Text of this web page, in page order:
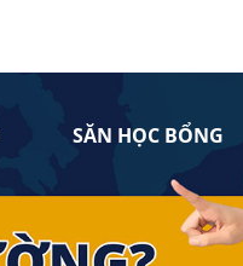
SĂN HỌC BỔNG